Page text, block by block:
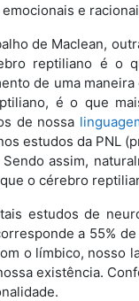
e
de Maclean,
reptiliano é o
de uma
é o que
de nossa
estudos da PNL
assim,
o cérebro
estudos de
a 55%
o límbico, nosso
existência.